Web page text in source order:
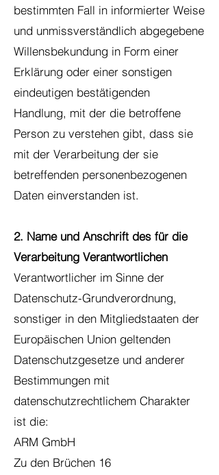
bestimmten Fall in informierter Weise
und unmissverständlich abgegebene
Willensbekundung in Form einer
Erklärung oder einer sonstigen
eindeutigen bestätigenden
Handlung, mit der die betroffene
Person zu verstehen gibt, dass sie
mit der Verarbeitung der sie
betreffenden personenbezogenen
Daten einverstanden ist.
2. Name und Anschrift des für die
Verarbeitung Verantwortlichen
Verantwortlicher im Sinne der
Datenschutz-Grundverordnung,
sonstiger in den Mitgliedstaaten der
Europäischen Union geltenden
Datenschutzgesetze und anderer
Bestimmungen mit
datenschutzrechtlichem Charakter
ist die:
ARM GmbH
Zu den Brüchen 16